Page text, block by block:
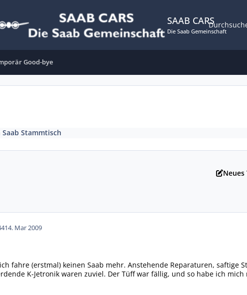
SAAB CARS
Die Saab Gemeinschaft
Good-bye
Saab Stammtisch
14. Mar 2009
fahre (erstmal) keinen Saab mehr. Anstehende Reparaturen, saftige
K-Jetronik waren zuviel. Der Tüff war fällig, und so habe ich